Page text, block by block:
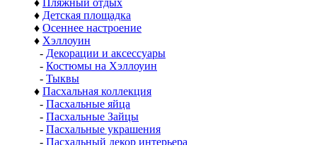
♦ Пляжный отдых
♦ Детская площадка
♦ Осеннее настроение
♦ Хэллоуин
- Декорации и аксессуары
- Костюмы на Хэллоуин
- Тыквы
♦ Пасхальная коллекция
- Пасхальные яйца
- Пасхальные Зайцы
- Пасхальные украшения
- Пасхальный декор интерьера